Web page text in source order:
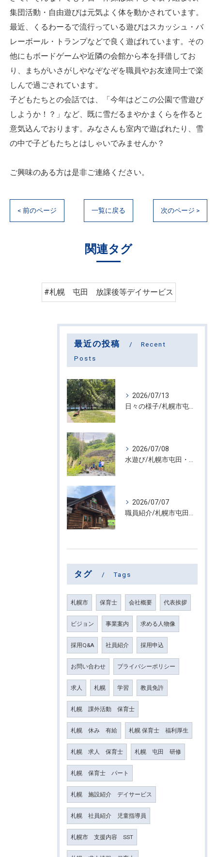
集団活動・自由遊びは元気よく体を動かされています。
最近、くるわーるで流行っている遊びはスカッシュ・バ
レーボール・トランプなどで良く遊ばれています。その
他にもボードゲームや近隣の会館から本を拝借してお
り、まちがいさがしやなぞなぞを職員やお友達同士で楽
しんで過ごされています。
子どもたちとの会話では、「今年はどこの公園で雪遊び
しようか！？」など、既に雪だるまやかまくらを作ると
意気込んでおります。みなさんも室内で遊ばれたり、雪
の中で子どもたちとはしゃいでみませんか？
ご興味のある方は是非ご連絡ください。
< 前のページ 一覧に戻る 次のページ >
関連タグ
#札幌 屯田 放課後等デイサービス
最近の投稿
Recent
Posts
2026/07/13
2026/07/08
2026/07/07
タグ Tags
札幌市 保育士 会社概要 代表挨拶
ビジョン 事業案内 求める人物像
採用Q&A 社員紹介 採用申込
お問い合わせ プライバシーポリシー
求人 札幌 学習 教員免許
札幌 課外活動 保育士
札幌 休み 有給 札幌 保育士 福利厚生
札幌 求人 保育士 札幌 屯田 研修
札幌 保育士 パート
札幌 施設紹介 デイサービス
札幌 社員紹介 児童指導員
札幌市 支援内容 SST